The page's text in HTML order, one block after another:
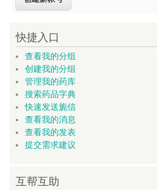
快捷入口
查看我的分组
创建我的分组
管理我的药库
搜索药品字典
快速发送旎信
查看我的消息
查看我的发表
提交需求建议
互帮互助